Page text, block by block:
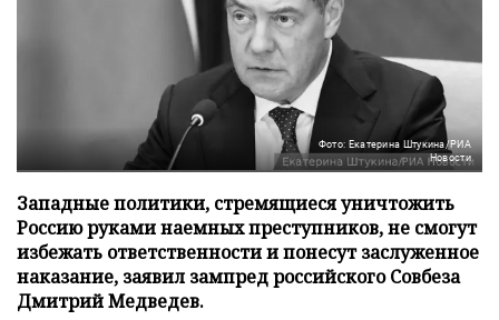
Фото: Екатерина Штукина/РИА
Новости
Западные политики, стремящиеся уничтожить
Россию руками наемных преступников, не смогут
избежать ответственности и понесут заслуженное
наказание, заявил зампред российского Совбеза
Дмитрий Медведев.